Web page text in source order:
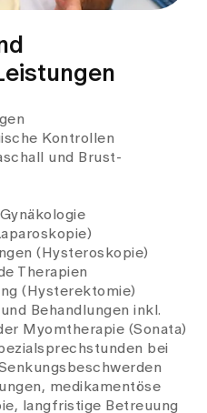
Kontrollen
und Brust-
(Hysteroskopie)
Therapien
(Hysterektomie)
Behandlungen inkl.
Myomtherapie (Sonata)
bei
medikamentöse
langfristige Betreuung